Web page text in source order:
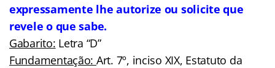
expressamente lhe autorize ou solicite que
revele o que sabe.
Gabarito: Letra “D”
Fundamentação: Art. 7º, inciso XIX, Estatuto da